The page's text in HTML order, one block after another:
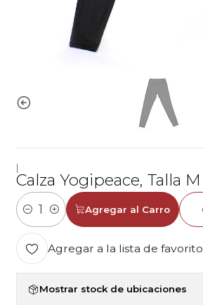
Calza Yogipeace, Talla M
Cantidad
Agregar al Carro
Agregar a la lista de
Mostrar stock de ubicaciones